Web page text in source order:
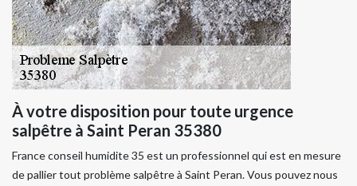
À votre disposition pour toute urgence
salpêtre à Saint Peran 35380
France conseil humidite 35 est un professionnel qui est en mesure
de pallier tout problème salpêtre à Saint Peran. Vous pouvez nous